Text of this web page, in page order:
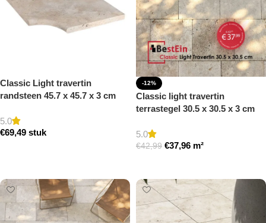
Classic Light travertin
randsteen 45.7 x 45.7 x 3 cm
getrommeld
5.0
€69,49 stuk
-12%
Classic light travertin
terrastegel 30.5 x 30.5 x 3 cm
5.0
€42,99 €37,96 m²